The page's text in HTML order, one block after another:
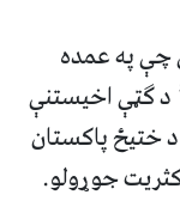
چې په عمده
توګه په لویدیځ پاکستان کې اوسېدل٬٬ د ګټې اخیستنې
ختیځ پاکستان
جوړولو.